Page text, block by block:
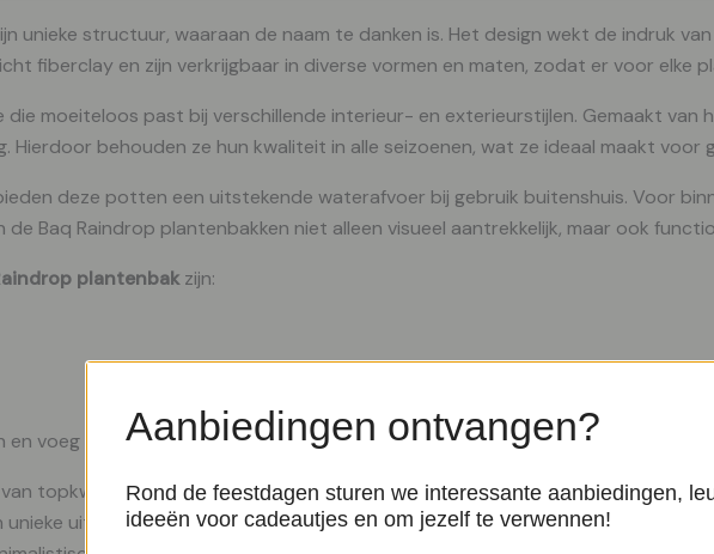
unieke structuur, waaraan de naam te danken is. Het design wekt de indruk
fiberclay en zijn verkrijgbaar in diverse vormen en maten, zodat er voor elke
die moeiteloos past bij verschillende interieur- en exterieurstijlen. Gemaakt
behouden ze hun kwaliteit in alle seizoenen, wat ze ideaal maakt voor
deze potten een uitstekende waterafvoer bij gebruik buitenshuis. Voor
Baq Raindrop plantenbakken niet alleen visueel aantrekkelijk, maar ook
plantenbakzijn:
en voeg een vleugje natuurlijke elegantie toe aan jouw ruimte, met de
topkwaliteit, waarbij elk detail zorgvuldig is uitgewerkt, van het eerste
unieke uitstraling, waardoor de collectie een brede variatie biedt: van modern
Aanbiedingen ontvangen?
Rond de feestdagen sturen we interessante aanbiedingen,
ideeën voor cadeautjes en om jezelf te verwennen!